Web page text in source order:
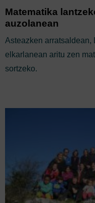
Matematika
auzolanean
Asteazken arratsaldean,
elkarlanean aritu zen
sortzeko.